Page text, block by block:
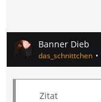
Banner Dieb
das_schnittchen
Zitat